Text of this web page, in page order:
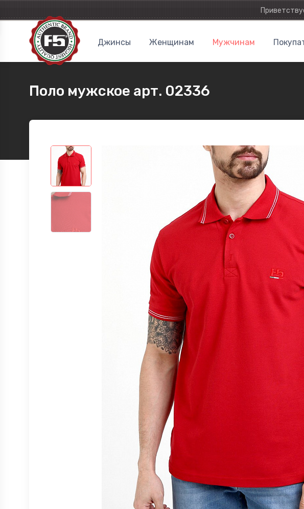
Джинсы Женщинам Мужчинам
Поло мужское арт. 02336